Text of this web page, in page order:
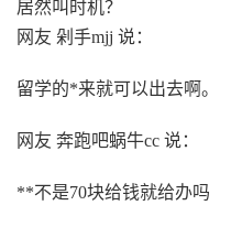
居然叫时机？
网友 剁手mjj 说：
留学的*来就可以出去啊。
网友 奔跑吧蜗牛cc 说：
**不是70块给钱就给办吗